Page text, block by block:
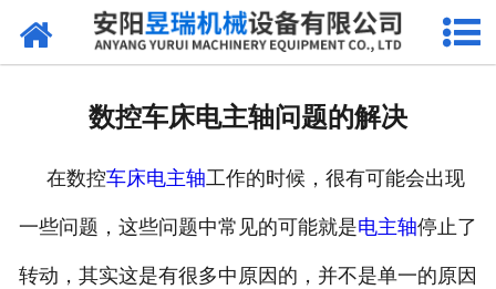
网站首页
数控车床电主轴问题的解决
在数控车床电主轴工作的时候，很有可能会出现
一些问题，这些问题中常见的可能就是电主轴停止了
转动，其实这是有很多中原因的，并不是单一的原因